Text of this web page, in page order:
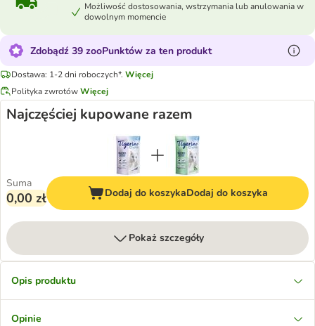
Możliwość dostosowania, wstrzymania lub anulowania w
dowolnym momencie
Zdobądź 39 zooPunktów za ten produkt
Dostawa: 1-2 dni roboczych*. Więcej
Polityka zwrotówWięcej
Najczęściej kupowane razem
Suma
0,00 zł Dodaj do koszykaDodaj do koszyka
Pokaż szczegóły
Opis produktu
Opinie